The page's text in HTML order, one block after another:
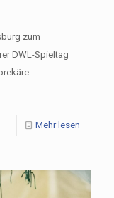
zum
DWL-Spieltag
Mehr lesen